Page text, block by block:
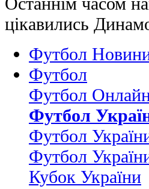
цікавились
Футбол
Футбол
Футбол
Футбол
Футбол
Футбол
Кубок України